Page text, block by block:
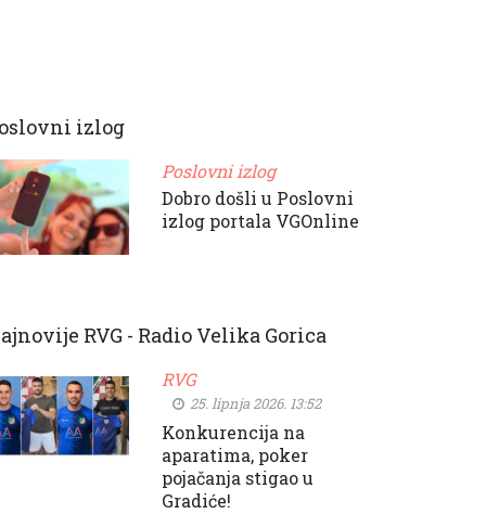
izlog
Poslovni izlog
Dobro došli u Poslovni
izlog portala VGOnline
RVG - Radio Velika Gorica
RVG
25. lipnja 2026. 13:52
Konkurencija na
aparatima, poker
pojačanja stigao u
Gradiće!